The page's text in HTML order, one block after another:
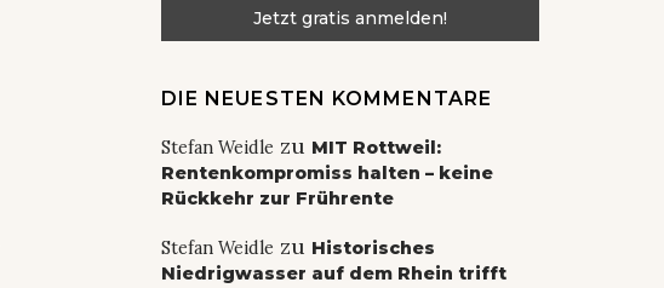
DIE NEUESTEN KOMMENTARE
Stefan Weidle zu MIT Rottweil:
Rentenkompromiss halten – keine
Rückkehr zur Frührente
Stefan Weidle zu Historisches
Niedrigwasser auf dem Rhein trifft